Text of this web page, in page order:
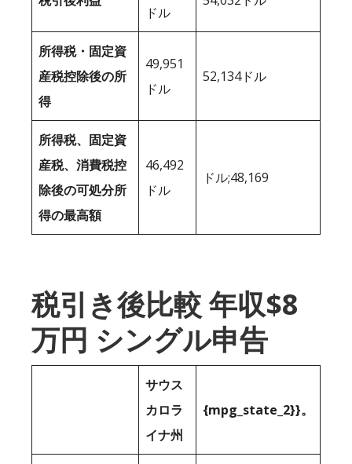
ドル
所得税・固定資
産税控除後の所
得
49,951
ドル
52,134ドル
所得税、固定資
産税、消費税控
除後の可処分所
得の最高額
46,492
ドル
ドル;48,169
税引き後比較 年収$8
万円 シングル申告
サウス
カロラ
イナ州
{mpg_state_2}}。